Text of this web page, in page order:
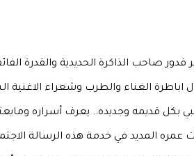
صاحب الذاكرة الحديدية والقدرة
اباطرة الغناء والطرب وشعراء الاغنية
بكل قديمه وجديده.. يعرف أسراره
المديد في خدمة هذه الرسالة